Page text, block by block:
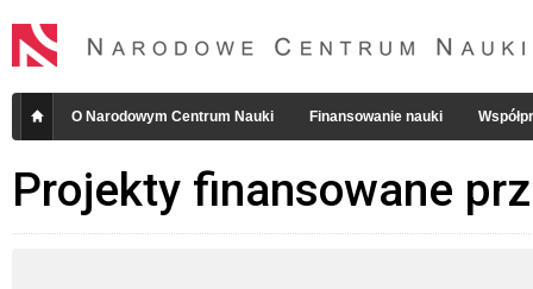
O Narodowym Centrum Nauki Finansowanie nauki
Projekty finansowane